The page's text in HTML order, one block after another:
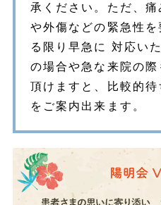
承ください。ただ、
や外傷などの緊急性
る限り早急に 対応い
の場合や急な来院の
頂けますと、比較的
をご案内出来ます。